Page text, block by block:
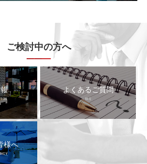
ご検討中の方へ
よくあるご質問
FAQ
様へ